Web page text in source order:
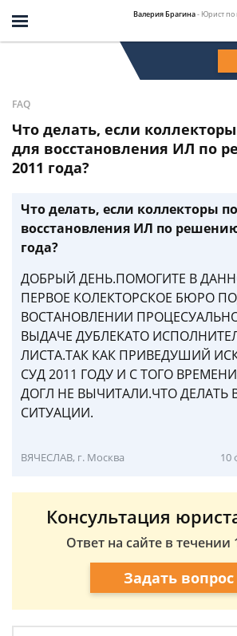
Валерия Брагина- Юрист по
FAQ
Что делать, если
для восстановления ИЛ по
2011 года?
Что делать, если коллекторы
восстановления ИЛ по решению
года?
ДОБРЫЙ ДЕНЬ.ПОМОГИТЕ В
ПЕРВОЕ КОЛЕКТОРСКОЕ БЮРО
ВОСТАНОВЛЕНИИ
ВЫДАЧЕ ДУБЛЕКАТО
ЛИСТА.ТАК КАК ПРИВЕДУШИЙ
СУД 2011 ГОДУ И С ТОГО
ДОГЛ НЕ ВЫЧИТАЛИ.ЧТО ДЕЛАТЬ
СИТУАЦИИ.
ВЯЧЕСЛАВ, г. Москва 10
Консультация
Ответ на сайте в течении
Задать вопрос